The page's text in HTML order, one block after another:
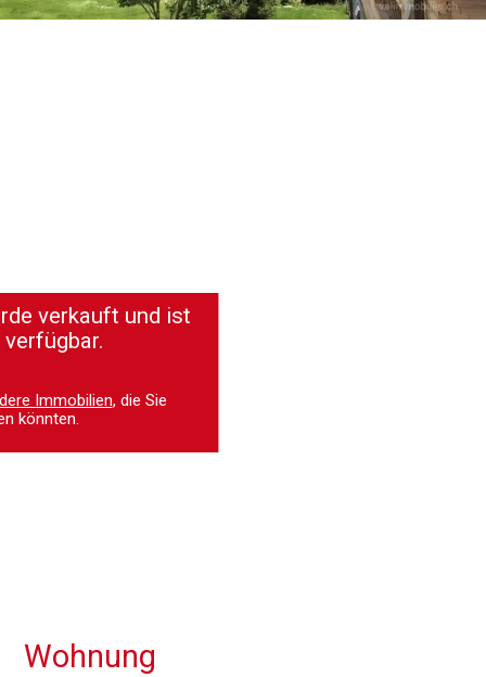
verkauft und ist
Immobilien, die Sie
könnten.
Wohnung